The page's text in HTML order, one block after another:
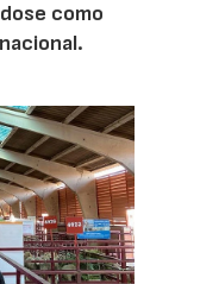
como